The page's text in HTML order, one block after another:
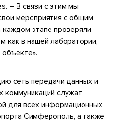
– В связи с этим мы
мероприятия с общим
каждом этапе проверяли
как в нашей лаборатории,
объекте».
сеть передачи данных и
коммуникаций служат
для всех информационных
Симферополь, а также